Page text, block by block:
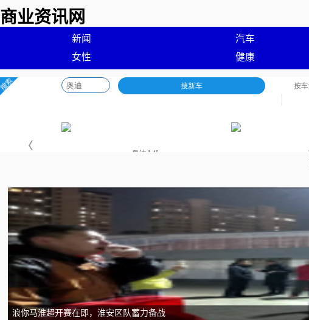
商业资讯网
新闻 汽车
女性
健康
浪你马淮超开赛在即，淮安区队蓄力备战